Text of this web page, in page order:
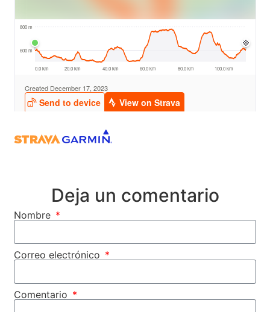
Deja un comentario
Nombre
Correo electrónico
Comentario